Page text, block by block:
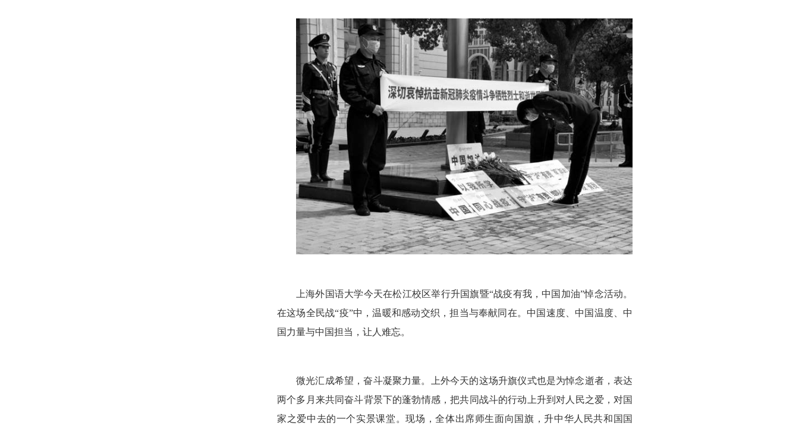
上海外国语大学今天在松江校区举行升国旗暨“战疫有我，中国加油”悼念活动。
在这场全民战“疫”中，温暖和感动交织，担当与奉献同在。中国速度、中国温度、中
国力量与中国担当，让人难忘。
微光汇成希望，奋斗凝聚力量。上外今天的这场升旗仪式也是为悼念逝者，表达
两个多月来共同奋斗背景下的蓬勃情感，把共同战斗的行动上升到对人民之爱，对国
家之爱中去的一个实景课堂。现场，全体出席师生面向国旗，升中华人民共和国国